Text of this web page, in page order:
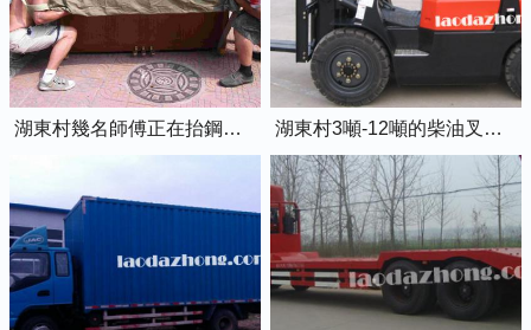
湖東村幾名師傅正在抬鋼琴上樓 湖東村3噸-12噸的柴油叉車出租